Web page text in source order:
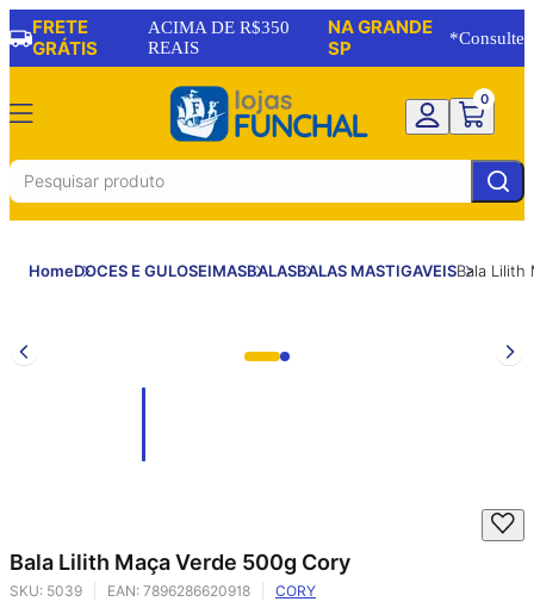
FRETE
GRÁTIS
ACIMA DE R$350
REAIS
NA GRANDE
SP
*Consulte
0
HomeDOCES E GULOSEIMASBALASBALAS MASTIGAVEISBala Lilith
Bala Lilith Maça Verde 500g Cory
SKU: 5039 EAN: 7896286620918 CORY